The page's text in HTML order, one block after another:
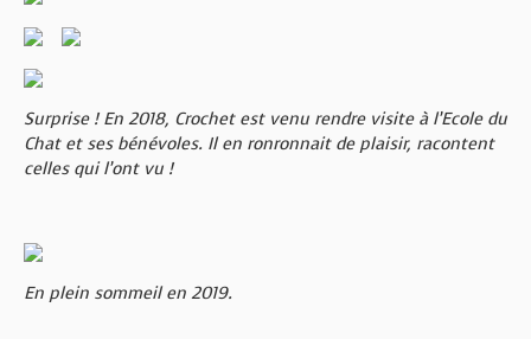
Surprise ! En 2018, Crochet est venu rendre visite à l’Ecole du
Chat et ses bénévoles. Il en ronronnait de plaisir, racontent
celles qui l’ont vu !
En plein sommeil en 2019.